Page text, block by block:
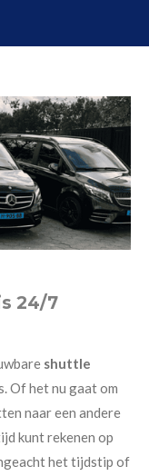
24/7
shuttle
Of het nu gaat om
naar een andere
kunt rekenen op
het tijdstip of